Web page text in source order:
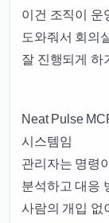
이건 조직이 운
도와줘서 회의
잘 진행되게 하
Neat Pulse
시스템임
관리자는 명령
분석하고 대응
사람의 개입 없